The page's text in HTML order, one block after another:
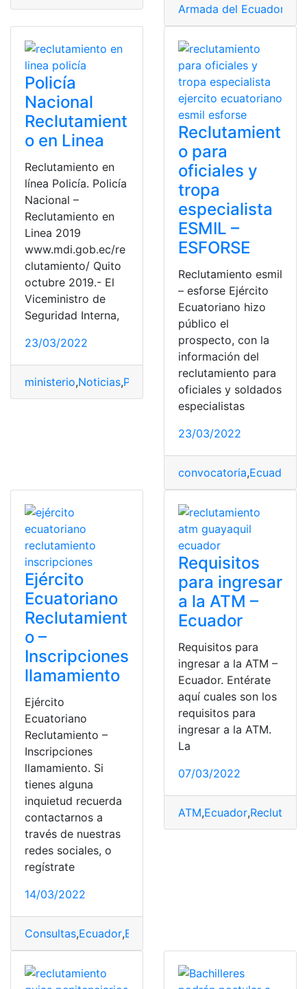
Armada del Ecuador
Policía
Nacional
Reclutamient
o en Linea
Reclutamiento en
línea Policía. Policía
Nacional –
Reclutamiento en
Linea 2019
www.mdi.gob.ec/re
clutamiento/ Quito
octubre 2019.- El
Viceministro de
Seguridad Interna,
23/03/2022
ministerio,Noticias,Policía Ecuatoriana,Policía
Reclutamient
o para
oficiales y
tropa
especialista
ESMIL –
ESFORSE
Reclutamiento esmil
– esforse Ejército
Ecuatoriano hizo
público el
prospecto, con la
información del
reclutamiento para
oficiales y soldados
especialistas
23/03/2022
convocatoria,Ecuador
Ejército
Ecuatoriano
Reclutamient
o –
Inscripciones
llamamiento
Ejército
Ecuatoriano
Reclutamiento –
Inscripciones
llamamiento. Si
tienes alguna
inquietud recuerda
contactarnos a
través de nuestras
redes sociales, o
regístrate
14/03/2022
Consultas,Ecuador,Ejercito
Requisitos
para ingresar
a la ATM –
Ecuador
Requisitos para
ingresar a la ATM –
Ecuador. Entérate
aquí cuales son los
requisitos para
ingresar a la ATM.
La
07/03/2022
ATM,Ecuador,